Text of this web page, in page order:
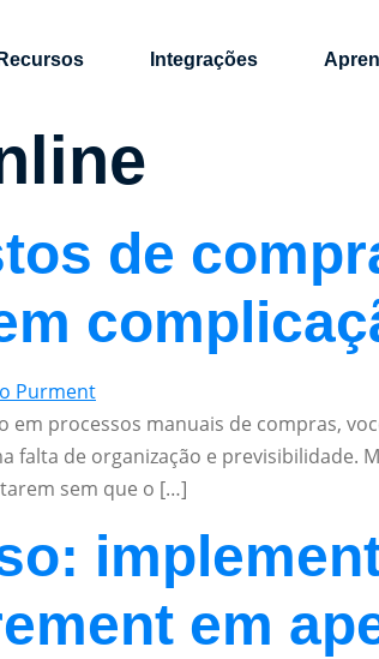
Recursos Integrações
de
processos manuais de compras,
de organização e previsibilidade.
sem que o […]
em